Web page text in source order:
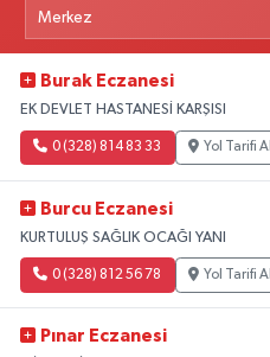
Burak Eczanesi
EK DEVLET HASTANESİ KARŞISI
0 (328) 814 83 33 Yol Tarifi Al
Burcu Eczanesi
KURTULUŞ SAĞLIK OCAĞI YANI
0 (328) 812 56 78 Yol Tarifi Al
Pınar Eczanesi